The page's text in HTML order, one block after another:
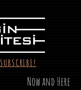
SUBSCRIBE!
Now and Here